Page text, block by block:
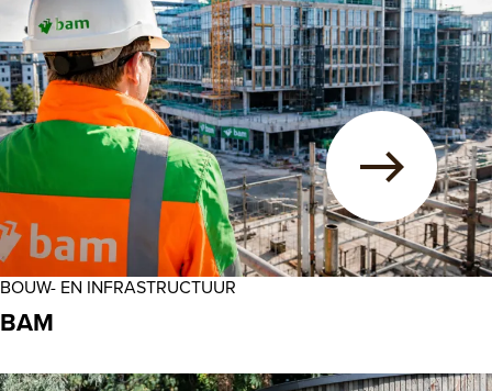
BOUW- EN INFRASTRUCTUUR
BAM